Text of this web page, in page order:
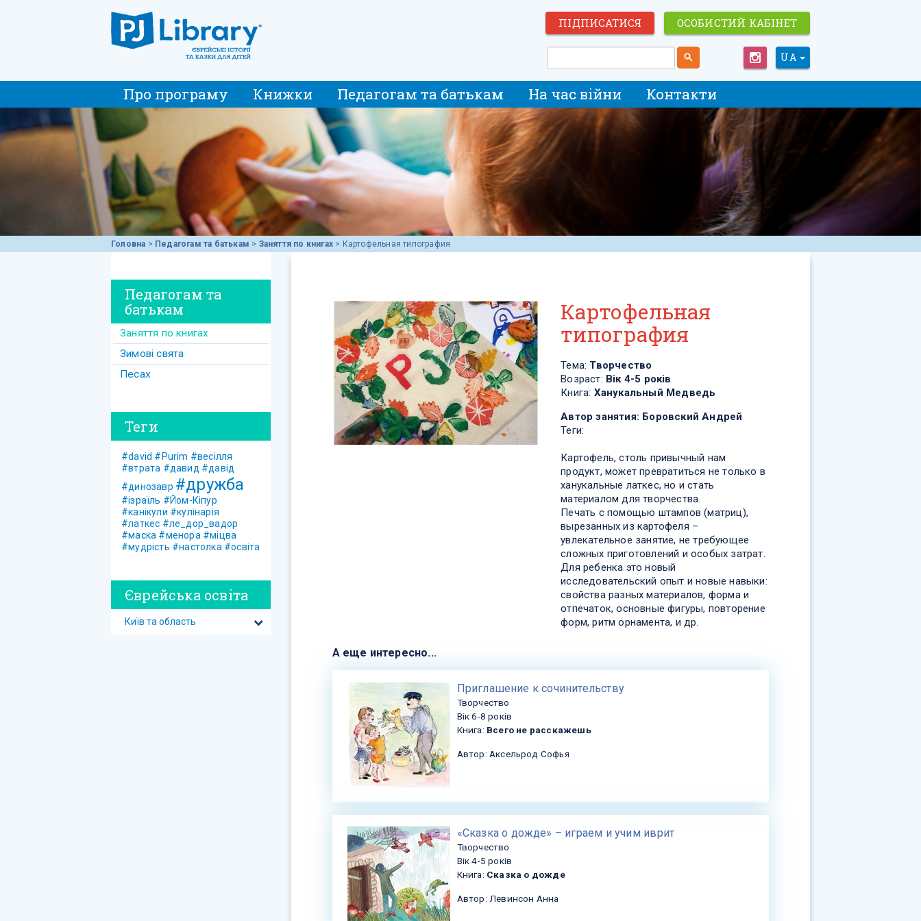
ПІДПИСАТИСЯ ОСОБИСТИЙ КАБІНЕТ
UA
Про програму Книжки Педагогам та батькам На час війни Контакти
Головна > Педагогам та батькам > Заняття по книгах > Картофельная типография
Картофельная
типография
Тема: Творчество
Возраст: Вік 4-5 років
Книга: Ханукальный Медведь
Автор занятия: Боровский Андрей
Теги:
Картофель, cтоль привычный нам
продукт, может превратиться не только в
ханукальные латкес, но и стать
материалом для творчества.
Печать с помощью штампов (матриц),
вырезанных из картофеля –
увлекательное занятие, не требующее
сложных приготовлений и особых затрат.
Для ребенка это новый
исследовательский опыт и новые навыки:
свойства разных материалов, форма и
отпечаток, основные фигуры, повторение
форм, ритм орнамента, и др.
А еще интересно...
​Приглашение к сочинительству
Творчество
Вік 6-8 років
Книга: Всего не расскажешь
Автор: Аксельрод Софья
«Сказка о дожде» – играем и учим иврит
Творчество
Вік 4-5 років
Книга: Сказка о дожде
Автор: Левинсон Анна
Педагогам та
батькам
Заняття по книгах
Зимові свята
Песах
Теги
#david #Purim #весілля
#втрата #давид #давід
#динозавр #дружба
#ізраїль #Йом-Кіпур
#канікули #кулінарія
#латкес #ле_дор_вадор
#маска #менора #міцва
#мудрість #настолка #освіта
Єврейська освіта